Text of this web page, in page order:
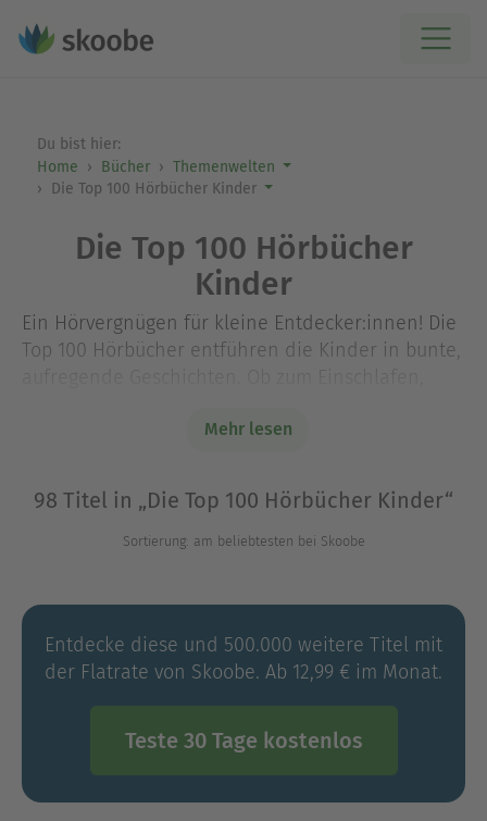
Du bist hier:
Home
Bücher
Themenwelten
Die Top 100 Hörbücher Kinder
Die Top 100 Hörbücher
Kinder
Ein Hörvergnügen für kleine Entdecker:innen! Die
Top 100 Hörbücher entführen die Kinder in bunte,
Kinder träumen und begeistern sie.
Mehr lesen
Ausblenden
98 Titel in „Die Top 100 Hörbücher Kinder“
Sortierung: am beliebtesten bei Skoobe
Entdecke diese und 500.000 weitere Titel mit
der Flatrate von Skoobe. Ab 12,99 € im Monat.
Teste 30 Tage kostenlos